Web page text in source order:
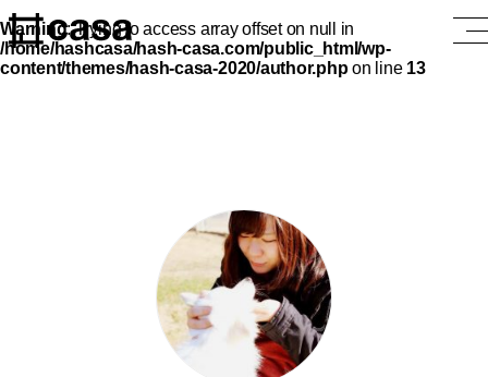
Warning: Trying to access array offset on null in
/home/hashcasa/hash-casa.com/public_html/wp-
content/themes/hash-casa-2020/author.phpon line 13